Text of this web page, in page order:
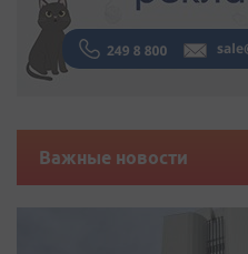
Важные новости